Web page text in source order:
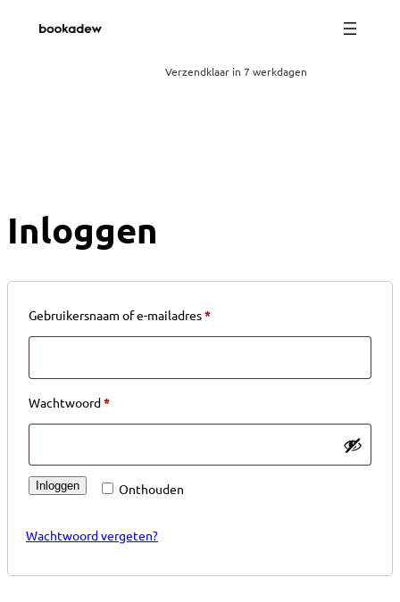
Verzendklaar in 7 werkdagen
Inloggen
Gebruikersnaam of e-mailadres*Verplicht
Wachtwoord*Verplicht
Onthouden
Inloggen
Wachtwoord vergeten?